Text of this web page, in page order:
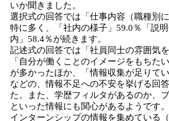
いか聞きました。
選択式の回答では「仕事内容（職種別
特に多く、「社内の様子」59.0％「説
内」58.4％が続きます。
記述式の回答では「社員同士の雰囲気
「自分が働くことのイメージをもちた
が多かったほか、「情報収集が足りて
などの、情報不足への不安を挙げる回
た。また、学歴フィルタがあるのか、
といった情報にも関心があるようです。
インターンシップの情報を集めている